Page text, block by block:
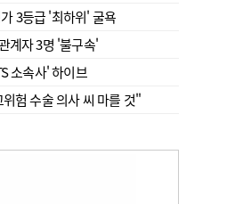
3등급 '최하위' 굴욕
계자 3명 '불구속'
소속사' 하이브
험 수술 의사 씨 마를 것"